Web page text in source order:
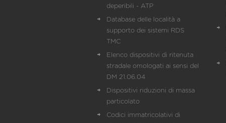
deperibili - ATP
Database delle località a
supporto dei sistemi RDS
TMC
Elenco dispositivi di ritenuta
stradale omologati ai sensi del
DM 21.06.04
Dispositivi riduzioni di massa
particolato
Codici immatricolativi di